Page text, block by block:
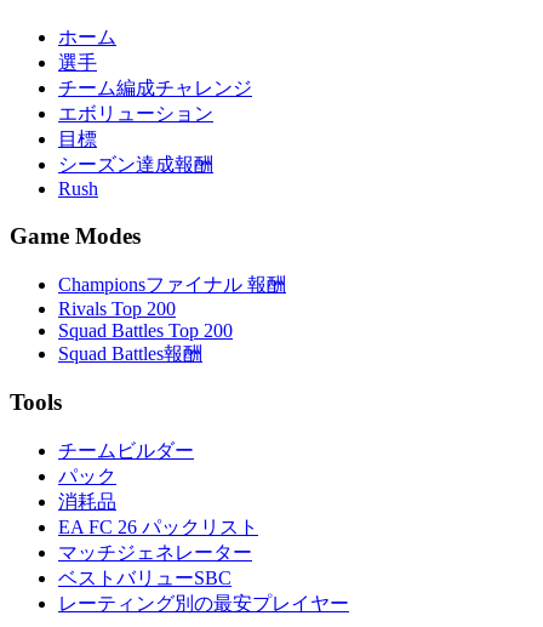
ホーム
選手
チーム編成チャレンジ
エボリューション
目標
シーズン達成報酬
Rush
Game Modes
Championsファイナル 報酬
Rivals Top 200
Squad Battles Top 200
Squad Battles報酬
Tools
チームビルダー
パック
消耗品
EA FC 26 パックリスト
マッチジェネレーター
ベストバリューSBC
レーティング別の最安プレイヤー